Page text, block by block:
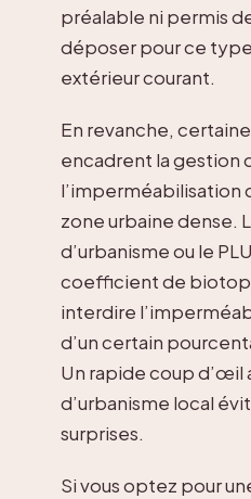
préalable ni permis
déposer pour ce
extérieur courant.
En revanche,
encadrent la gestion
l’imperméabilisation
zone urbaine dense.
d’urbanisme ou le
coefficient de
interdire
d’un certain
Un rapide coup d’œil
d’urbanisme local
surprises.
Si vous optez pour